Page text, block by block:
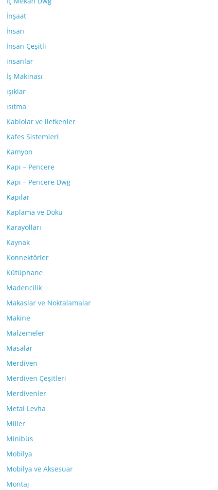
İnşaat
İnsan
İnsan Çeşitli
insanlar
İş Makinası
ışıklar
ısıtma
Kablolar ve iletkenler
Kafes Sistemleri
Kamyon
Kapı – Pencere
Kapı – Pencere Dwg
Kapılar
Kaplama ve Doku
Karayolları
Kaynak
Konnektörler
Kütüphane
Madencilik
Makaslar ve Noktalamalar
Makine
Malzemeler
Masalar
Merdiven
Merdiven Çeşitleri
Merdivenler
Metal Levha
Miller
Minibüs
Mobilya
Mobilya ve Aksesuar
Montaj